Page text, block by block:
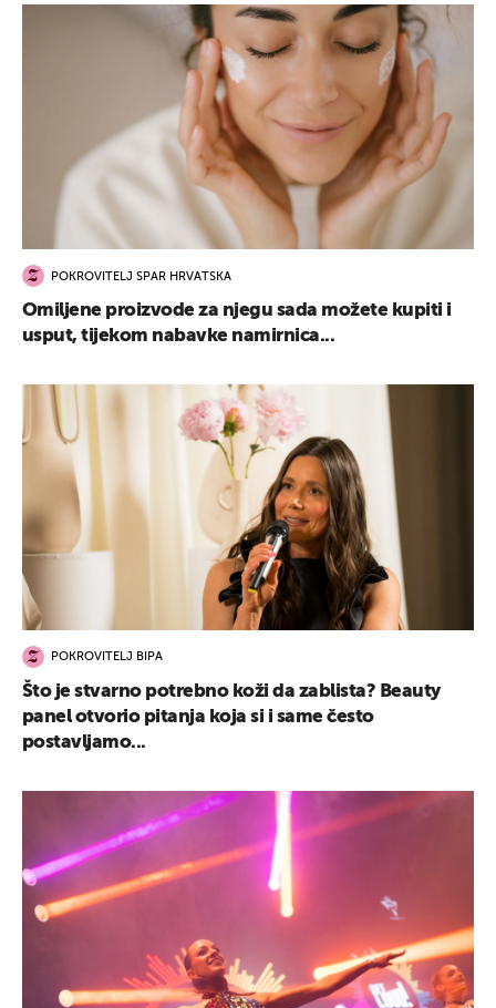
POKROVITELJ SPAR HRVATSKA
Omiljene proizvode za njegu sada možete kupiti i
usput, tijekom nabavke namirnica...
POKROVITELJ BIPA
Što je stvarno potrebno koži da zablista? Beauty
panel otvorio pitanja koja si i same često
postavljamo...